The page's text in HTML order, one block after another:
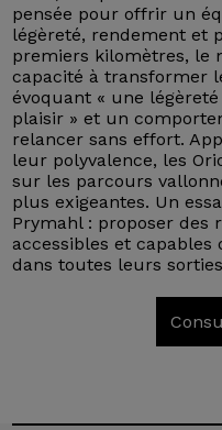
pensée pour offrir un
légèreté, rendement et
premiers kilomètres, le
capacité à transformer
évoquant « une
plaisir » et un
relancer sans effort.
leur polyvalence, les
sur les parcours
plus exigeantes. Un
Prymahl : proposer des
accessibles et capables
dans toutes leurs